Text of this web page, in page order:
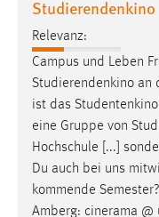
Relevanz:
Campus und Leben
Studierendenkino an
ist das Studentenkino
eine Gruppe von
Hochschule [...]
Du auch bei uns
kommende
Amberg: cinerama